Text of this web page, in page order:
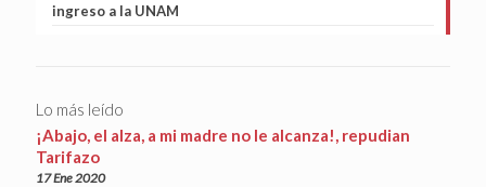
ingreso a la UNAM
Lo más leído
¡Abajo, el alza, a mi madre no le alcanza!, repudian
Tarifazo
17 Ene 2020